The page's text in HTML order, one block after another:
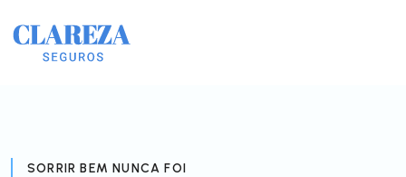
SORRIR BEM NUNCA FOI